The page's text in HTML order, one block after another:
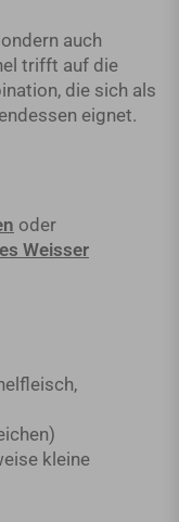
auch
trifft auf die
die sich als
eignet.
oder
Weisser
kleine